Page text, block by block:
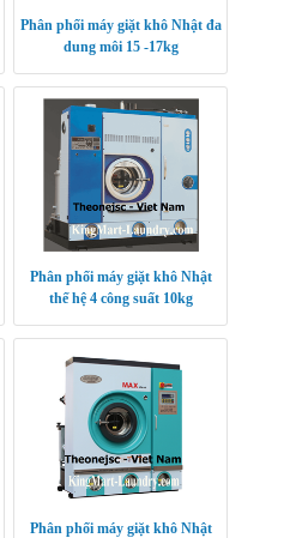
Phân phối máy giặt khô Nhật đa
dung môi 15 -17kg
Phân phối máy giặt khô Nhật
thế hệ 4 công suất 10kg
Phân phối máy giặt khô Nhật